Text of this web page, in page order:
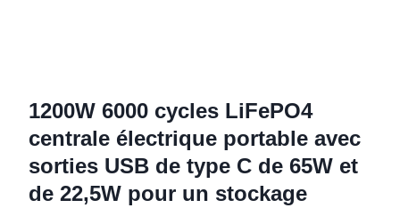
1200W 6000 cycles LiFePO4
centrale électrique portable avec
sorties USB de type C de 65W et
de 22,5W pour un stockage